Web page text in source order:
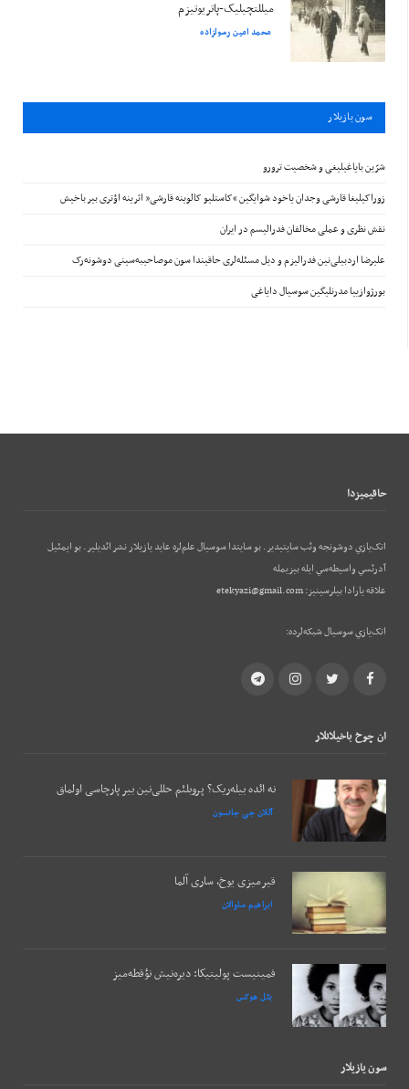
میللتچیلیک-پاتریوتیزم
محمد امین رسولزاده
سون يازيلار
شرّین بایاغیلیغی و شخصیت ترورو
زوراکیلیغا قارشی وجدان یاخود شوایگین “کاستلیو کالوینه قارشی” اثرینه اؤتری بیر باخیش
نقش نظری و عملی مخالفان فدرالیسم در ایران
علیرضا اردبیلی‌نین فدرالیزم و دیل مسئله‌لری حاقیندا سون موصاحیبه‌سینی دوشونه‌رک
بورژوازییا مدرنلیگین سوسیال دایاغی
حاقيميزدا
اتک‌يازي دوشونجه وئب‌ سايتيدير. بو سايتدا سوسيال علم‌لره عايد يازيلار نشر ائديلير. بو ایمئيل
آدرئسي واسيطه‌سي ايله بيزيمله
علاقه يارادا بيلرسينيز:etekyazi@gmail.com
اتک‌يازي سوسيال شبکه‌لرده:
Facebook
Twitter
Instagram
Telegram
ان چوخ باخيلانلار
نه ائده بیله‌ریک؟ پروبلئم حللی‌نین بیر پارچاسی اولماق
آللان جی جانسون
قیرمیزی یوخ، ساری آلما
ابراهیم ساوالان
فمینیست پولیتیکا: دیره‌نیش نؤقطه‌میز
بئل هوکس
سون يازيلار